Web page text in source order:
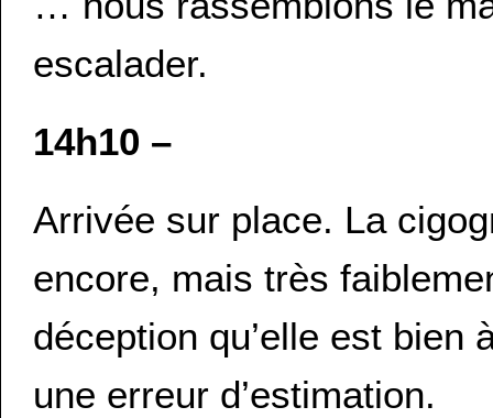
escalader.
14h10 –
Arrivée sur place. La
encore, mais très
déception qu’elle est
une erreur d’estimation.